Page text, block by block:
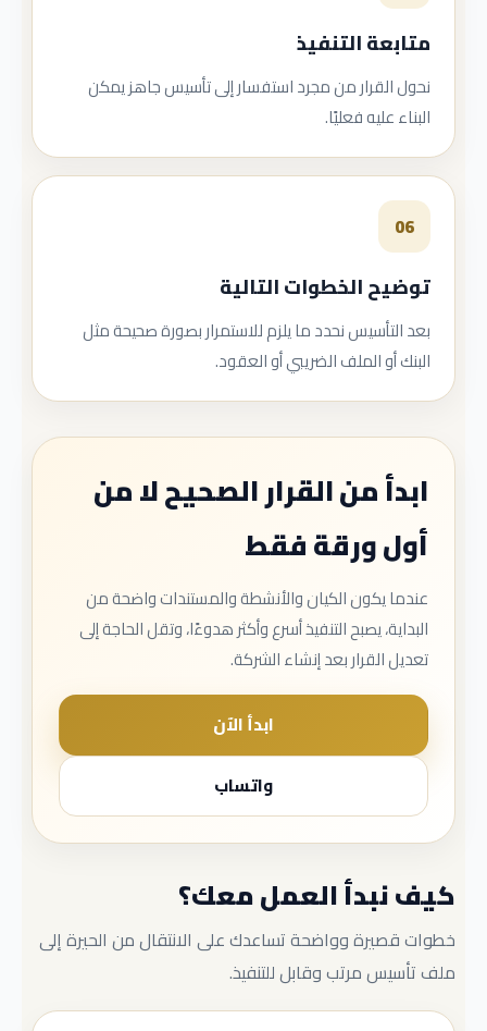
متابعة التنفيذ
نحول القرار من مجرد استفسار إلى تأسيس جاهز يمكن
البناء عليه فعليًا.
06
توضيح الخطوات التالية
بعد التأسيس نحدد ما يلزم للاستمرار بصورة صحيحة مثل
البنك أو الملف الضريبي أو العقود.
ابدأ من القرار الصحيح لا من
أول ورقة فقط
عندما يكون الكيان والأنشطة والمستندات واضحة من
البداية، يصبح التنفيذ أسرع وأكثر هدوءًا، وتقل الحاجة إلى
تعديل القرار بعد إنشاء الشركة.
ابدأ الآن
واتساب
كيف نبدأ العمل معك؟
خطوات قصيرة وواضحة تساعدك على الانتقال من الحيرة إلى
ملف تأسيس مرتب وقابل للتنفيذ.